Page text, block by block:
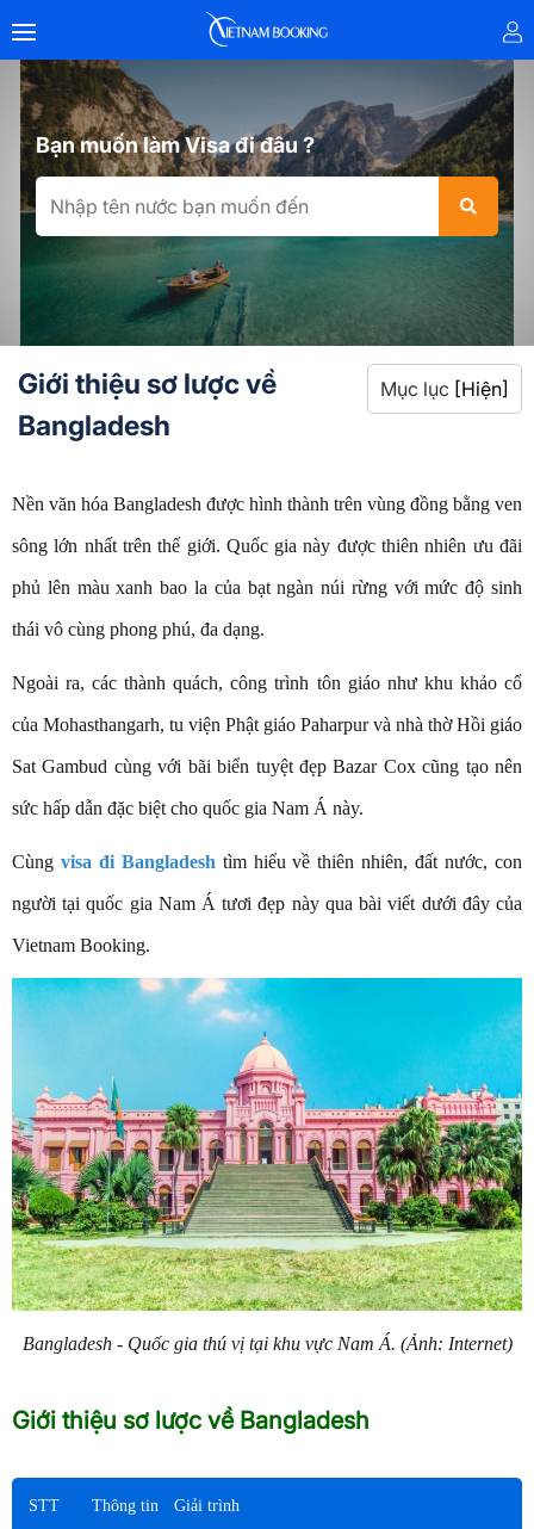
Bạn muốn làm Visa đi đâu ?
Mục lục [Hiện]
Giới thiệu sơ lược về
Bangladesh
Nền văn hóa Bangladesh được hình thành trên vùng đồng bằng ven
sông lớn nhất trên thế giới. Quốc gia này được thiên nhiên ưu đãi
phủ lên màu xanh bao la của bạt ngàn núi rừng với mức độ sinh
thái vô cùng phong phú, đa dạng.
Ngoài ra, các thành quách, công trình tôn giáo như khu khảo cổ
của Mohasthangarh, tu viện Phật giáo Paharpur và nhà thờ Hồi giáo
Sat Gambud cùng với bãi biển tuyệt đẹp Bazar Cox cũng tạo nên
sức hấp dẫn đặc biệt cho quốc gia Nam Á này.
Cùng visa đi Bangladesh tìm hiểu về thiên nhiên, đất nước, con
người tại quốc gia Nam Á tươi đẹp này qua bài viết dưới đây của
Vietnam Booking.
Bangladesh - Quốc gia thú vị tại khu vực Nam Á. (Ảnh: Internet)
Giới thiệu sơ lược về Bangladesh
STT Thông tin Giải trình